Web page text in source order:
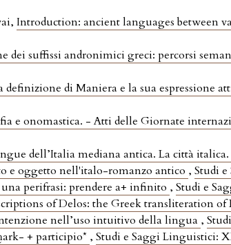
Introduction: ancient languages between
dei suffissi andronimici greci: percorsi
di Maniera e la sua espressione
e onomastica. - Atti delle Giornate
dell’Italia mediana antica. La città italica.
e oggetto nell'italo-romanzo antico ,Studi
perifrasi: prendere a+ infinito ,Studi e
of Delos: the Greek transliteration of
nell’uso intuitivo della lingua ,
+ participio* ,Studi e Saggi Linguistici: